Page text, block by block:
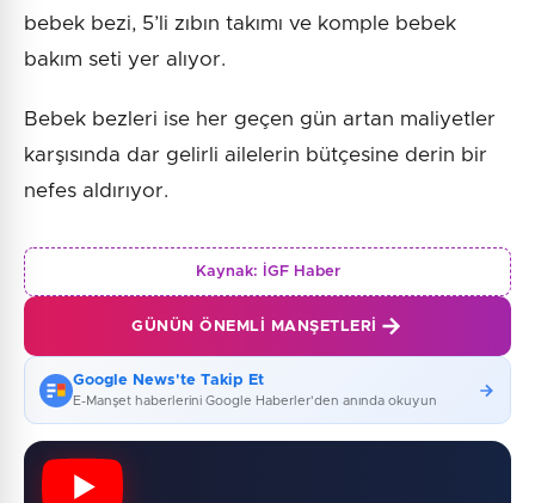
bebek bezi, 5’li zıbın takımı ve komple bebek
bakım seti yer alıyor.
Bebek bezleri ise her geçen gün artan maliyetler
karşısında dar gelirli ailelerin bütçesine derin bir
nefes aldırıyor.
Kaynak: İGF Haber
GÜNÜN ÖNEMLI MANŞETLERI
Google News'te Takip Et
E-Manşet haberlerini Google Haberler'den anında okuyun